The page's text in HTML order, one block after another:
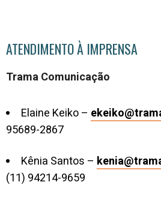
ATENDIMENTO À IMPRENSA
Trama Comunicação
Elaine Keiko –
95689-2867
Kênia Santos –
(11) 94214-9659